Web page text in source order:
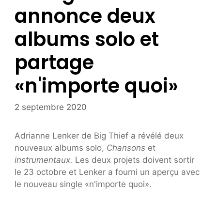
annonce deux
albums solo et
partage
«n'importe quoi»
2 septembre 2020
Adrianne Lenker de Big Thief a révélé deux
nouveaux albums solo, Chansons et
instrumentaux. Les deux projets doivent sortir
le 23 octobre et Lenker a fourni un aperçu avec
le nouveau single «n'importe quoi».